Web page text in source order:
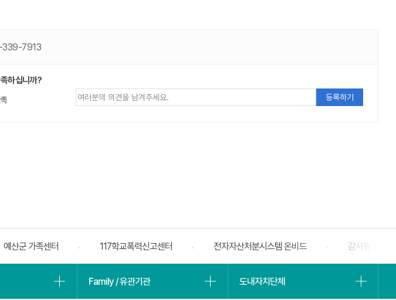
339-7913
하십니까?
슬
예산군 가족센터 117학교폭력신고센터 전자자산처분시스템 온비드 감사원 188
Family / 유관기관 도내자치단체